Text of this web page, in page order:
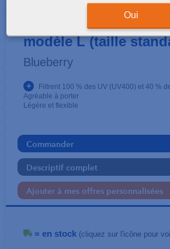
Oui
Lunettes pour écran
modèle L (taille
Blueberry
+
Filtrent 100 % des UV (UV400) et 40 %
Agréable à porter
Légère et flexible
Commander
Descriptif complet
Ajouter à mes offres personnalisées
= en stock (cliquez sur l'icône pour